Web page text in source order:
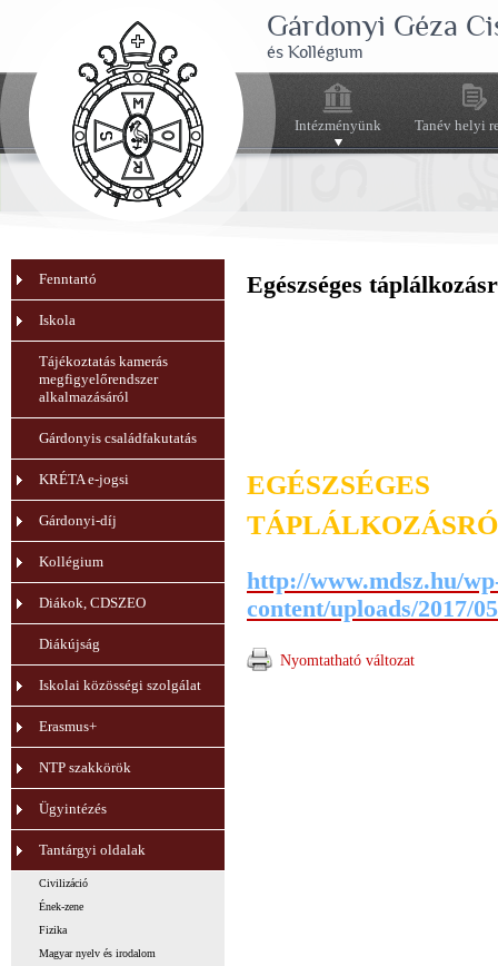
Gárdonyi Géza
és Kollégium
Intézményünk Tanév helyi
Fenntartó
Iskola
Tájékoztatás kamerás
megfigyelőrendszer
alkalmazásáról
Gárdonyis családfakutatás
KRÉTA e-jogsi
Gárdonyi-díj
Kollégium
Diákok, CDSZEO
Diákújság
Iskolai közösségi szolgálat
Erasmus+
NTP szakkörök
Ügyintézés
Tantárgyi oldalak
Civilizáció
Ének-zene
Fizika
Magyar nyelv és irodalom
Egészséges
EGÉSZSÉGES
http://www.mdsz.hu/
content/uploads/2017/
Nyomtatható változat